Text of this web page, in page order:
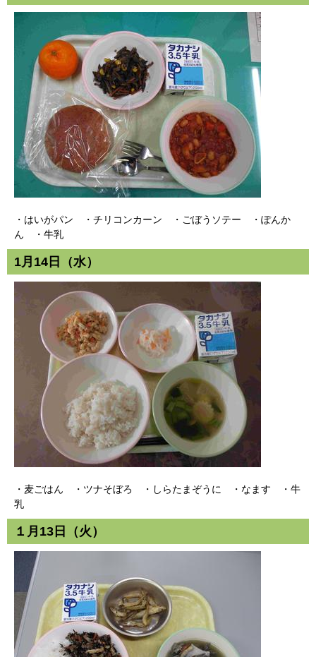
・はいがパン ・チリコンカーン ・ごぼうソテー ・ぽんか
ん ・牛乳
1月14日（水）
・麦ごはん ・ツナそぼろ ・しらたまぞうに ・なます ・牛
乳
１月13日（火）